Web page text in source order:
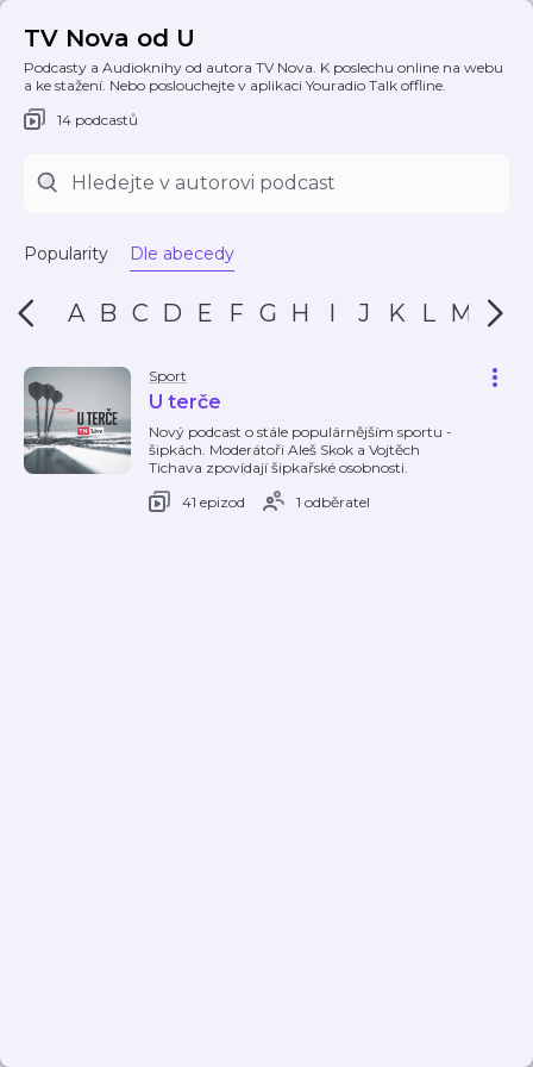
TV Nova od U
Podcasty a Audioknihy od autora TV Nova. K poslechu online na webu
a ke stažení. Nebo poslouchejte v aplikaci Youradio Talk offline.
14 podcastů
Popularity Dle abecedy
A B C D E F G H I J K L M N
Sport
U terče
Nový podcast o stále populárnějším sportu -
šipkách. Moderátoři Aleš Skok a Vojtěch
Tichava zpovídají šipkařské osobnosti.
41 epizod
1 odběratel